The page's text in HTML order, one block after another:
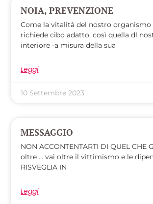
NOIA, PREVENZIONE
Come la vitalità del nostro organismo
richiede cibo adatto, così quella dl
interiore -a misura della sua
Leggi
10 Settembre 2023
MESSAGGIO
NON ACCONTENTARTI DI QUEL CHE
oltre … vai oltre il vittimismo e le
RISVEGLIA IN
Leggi